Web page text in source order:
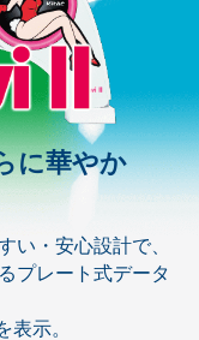
に華やか
い・安心設計で、
プレート式データ
示。